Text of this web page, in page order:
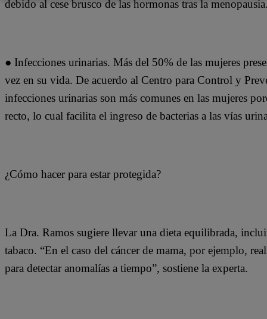
debido al cese brusco de las hormonas tras la
● Infecciones urinarias. Más del 50% de las mujeres
vez en su vida. De acuerdo al Centro para Control y
infecciones urinarias son más comunes en las mujeres
recto, lo cual facilita el ingreso de bacterias a las vías
¿Cómo hacer para estar protegida?
La Dra. Ramos sugiere llevar una dieta equilibrada,
tabaco. “En el caso del cáncer de mama, por ejemplo,
para detectar anomalías a tiempo”, sostiene la experta.